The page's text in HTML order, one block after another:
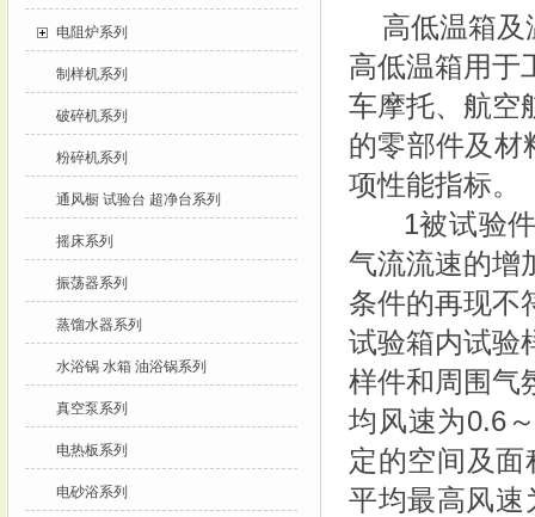
高低温箱
高低温箱用于
车摩托、航空
的零部件及材
项性能指标。
1被试验件
气流流速的增
条件的再现不
试验箱内试验
样件和周围气
均风速为0.6
定的空间及
平均最高风速
电阻炉系列
制样机系列
破碎机系列
粉碎机系列
通风橱 试验台 超净台系列
摇床系列
振荡器系列
蒸馏水器系列
水浴锅 水箱 油浴锅系列
真空泵系列
电热板系列
电砂浴系列